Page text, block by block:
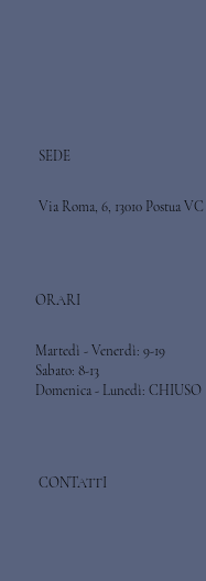
Via Roma, 6, 13010 Postua VC
ORARI
Martedì - Venerdì: 9-19
Sabato: 8-13
Domenica - Lunedì: CHIUSO
SEDE
CONTATTI